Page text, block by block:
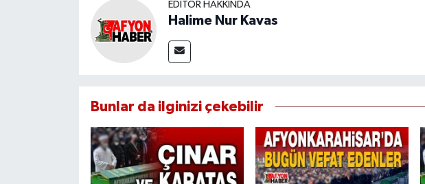
EDITÖR HAKKINDA
Halime Nur Kavas
Bunlar da ilginizi çekebilir